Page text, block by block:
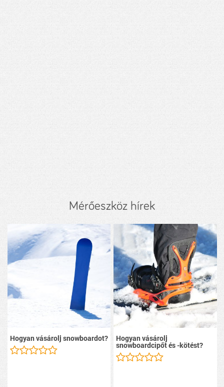
Mérőeszköz hírek
Hogyan vásárolj snowboardot? Hogyan vásárolj
snowboardcipőt és -kötést?